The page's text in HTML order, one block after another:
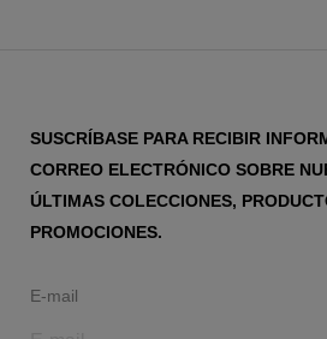
SUSCRÍBASE PARA RECIBIR
CORREO ELECTRÓNICO SOBRE
ÚLTIMAS COLECCIONES,
PROMOCIONES.
E-mail